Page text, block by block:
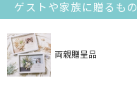
ゲストや家族に贈るもの
両親贈呈品